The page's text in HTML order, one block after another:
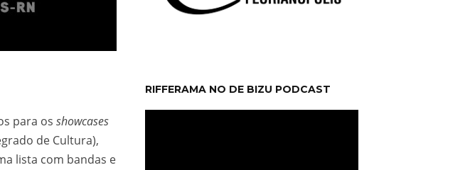
para os showcases
de Cultura),
lista com bandas e
RIFFERAMA NO DE BIZU PODCAST